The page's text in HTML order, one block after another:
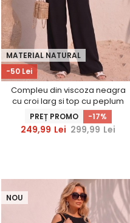
-50 Lei
MATERIAL NATURAL
Compleu din viscoza neagra
cu croi larg si top cu peplum
PREȚ PROMO -17%
249,99 Lei 299,99 Lei
NOU